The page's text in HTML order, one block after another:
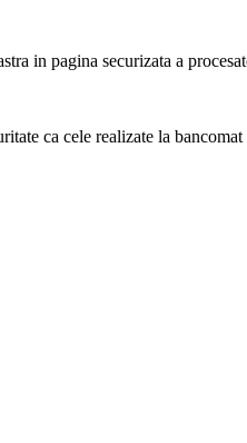
in pagina securizata a
ca cele realizate la